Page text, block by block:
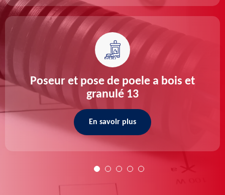
Poseur et pose de poele a bois et
granulé 13
En savoir plus